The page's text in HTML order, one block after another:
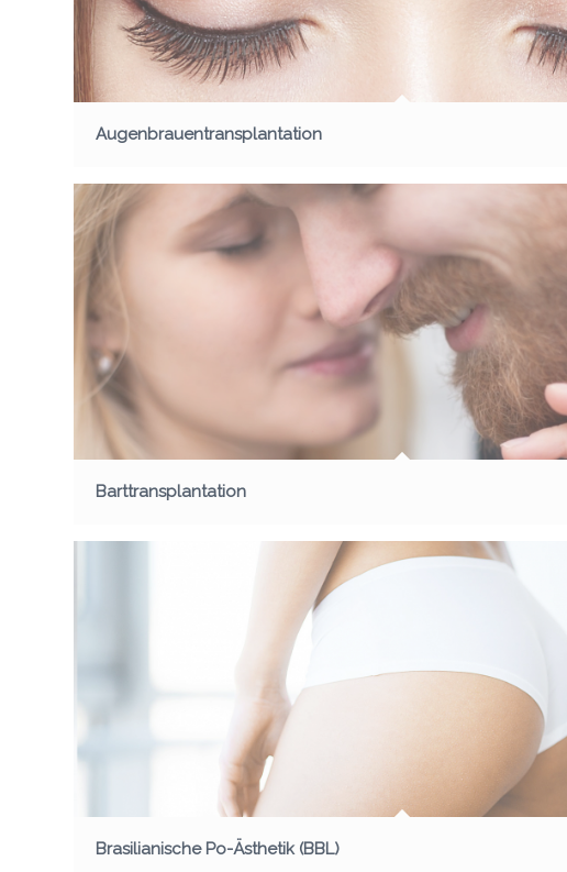
Augenbrauentransplantation
Barttransplantation
Brasilianische Po-Ästhetik (BBL)